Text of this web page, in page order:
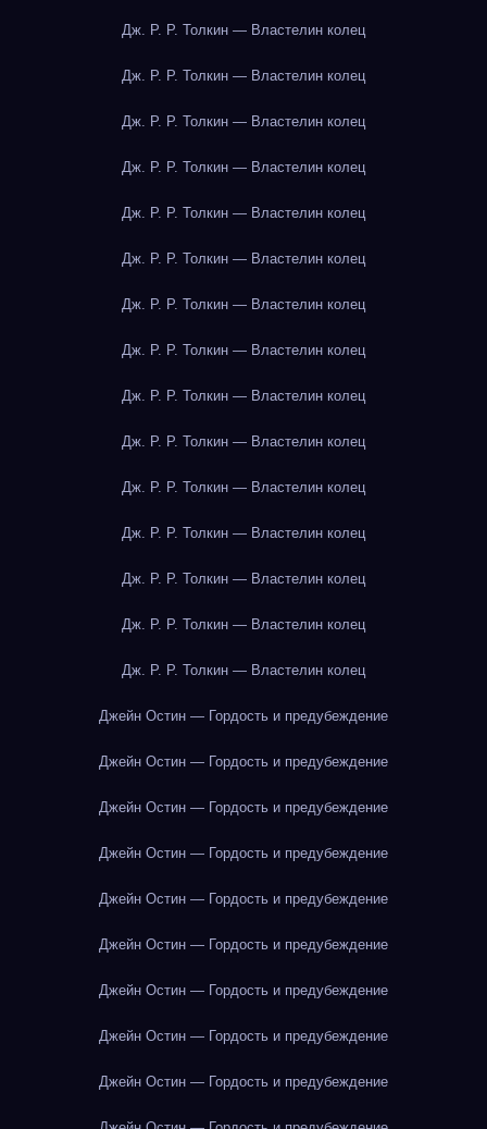
Дж. Р. Р. Толкин — Властелин колец
Дж. Р. Р. Толкин — Властелин колец
Дж. Р. Р. Толкин — Властелин колец
Дж. Р. Р. Толкин — Властелин колец
Дж. Р. Р. Толкин — Властелин колец
Дж. Р. Р. Толкин — Властелин колец
Дж. Р. Р. Толкин — Властелин колец
Дж. Р. Р. Толкин — Властелин колец
Дж. Р. Р. Толкин — Властелин колец
Дж. Р. Р. Толкин — Властелин колец
Дж. Р. Р. Толкин — Властелин колец
Дж. Р. Р. Толкин — Властелин колец
Дж. Р. Р. Толкин — Властелин колец
Дж. Р. Р. Толкин — Властелин колец
Дж. Р. Р. Толкин — Властелин колец
Джейн Остин — Гордость и предубеждение
Джейн Остин — Гордость и предубеждение
Джейн Остин — Гордость и предубеждение
Джейн Остин — Гордость и предубеждение
Джейн Остин — Гордость и предубеждение
Джейн Остин — Гордость и предубеждение
Джейн Остин — Гордость и предубеждение
Джейн Остин — Гордость и предубеждение
Джейн Остин — Гордость и предубеждение